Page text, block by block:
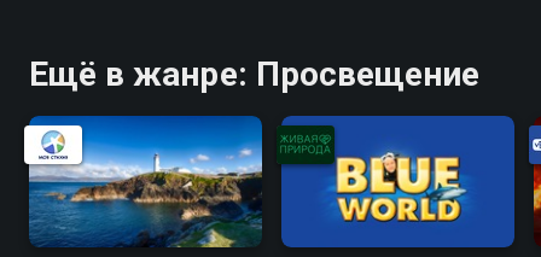
Ещё в жанре: Просвещение